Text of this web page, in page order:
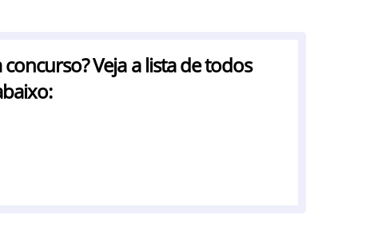
Veja a lista de todos